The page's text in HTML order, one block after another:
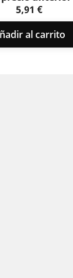
5,91 €
al carrito